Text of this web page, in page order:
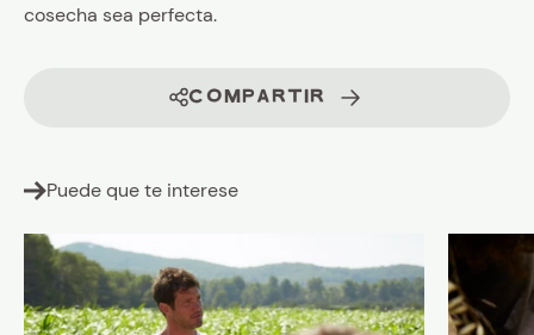
cosecha sea perfecta.
COMPARTIR
Puede que te interese